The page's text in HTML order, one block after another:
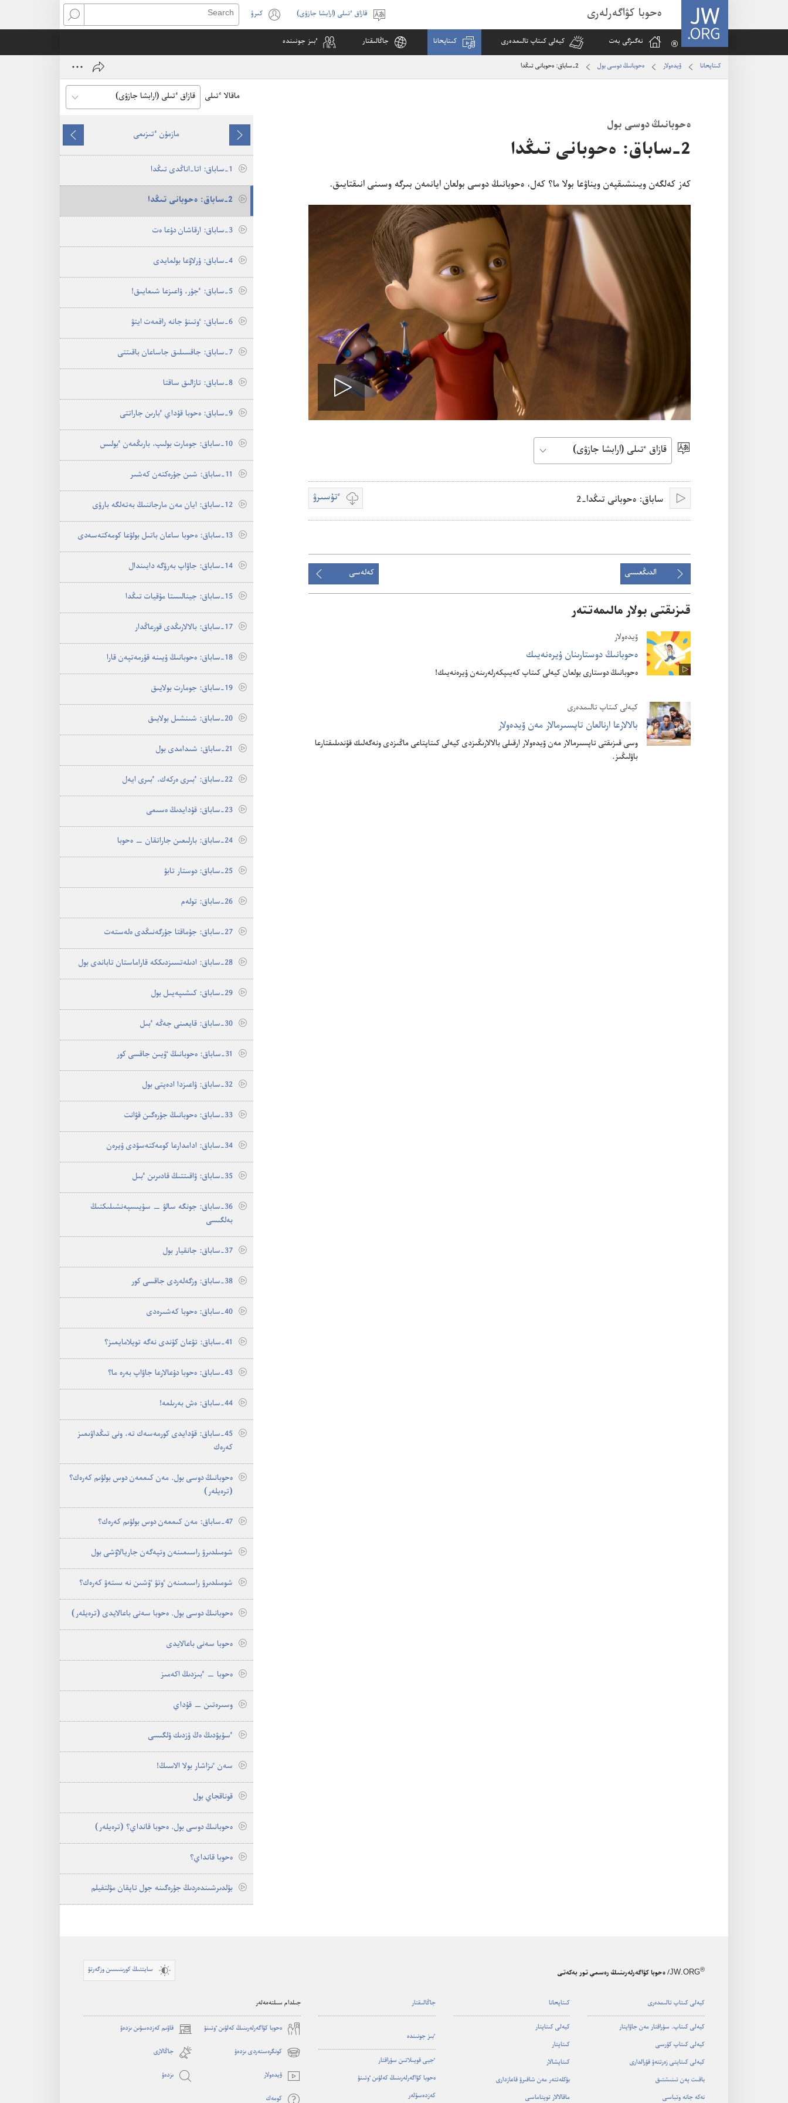
JW.ORG ەحوبا كۋاگەرلەرى
ٴتىلدى
تاڭداۋ
قازاق ٴتىلى (ارابشا جازۋى) كىرۋ
(opens
Search
نە‌گىزگى بە‌ت كيە‌لى كىتاپ تالىمدە‌رى كىتاپحانا جاڭالىقتار ٴ‌بىز جونىندە
كىتاپحانا ۆيدە‌ولار ە‌حوبانىڭ دوسى بول 2-‏ساباق:‏ ە‌حوبانى تىڭدا
ماقالا ٴتىلى
ە‌حوبانىڭ دوسى بول
2-‏ساباق:‏ ە‌حوبانى تىڭدا
كە‌ز كە‌لگە‌ن ويىنشىقپە‌ن ويناۋعا بولا ما؟‏ كە‌ل،‏ ە‌حوبانىڭ دوسى بولعان ايانمە‌ن بىرگە وسىنى انىقتايىق.‏
Play
ٴتىل
تاڭداۋ
ٴتۇسىرۋ
بەينە
جازبالار
تالداۋ
الدىڭعىسى كەلەسى
قىزىقتى بولار مالىمەتتەر
ۆيدە‌ولار
ە‌حوبانىڭ دوستارىنان ۇ‌يرە‌نە‌يىك
ە‌حوبانىڭ دوستارى بولعان كيە‌لى كىتاپ كە‌يىپكە‌رلە‌رىنە‌ن ۇ‌يرە‌نە‌يىك!‏
كيە‌لى كىتاپ تالىمدە‌رى
بالالارعا ارنالعان تاپسىرمالار مە‌ن ۆيدە‌ولار
وسى قىزىقتى تاپسىرمالار مە‌ن ۆيدە‌ولار ارقىلى بالالارىڭىزدى كيە‌لى كىتاپتاعى ماڭىزدى ونە‌گە‌لىك قۇ‌ندىلىقتارعا
باۋلىڭىز.‏
الدىڭعىسى
مازمۇن ٴتىزىمى
كەلەسى
1-‏ساباق:‏ اتا-‏اناڭدى تىڭدا
2-‏ساباق:‏ ە‌حوبانى تىڭدا
3-‏ساباق:‏ ارقاشان دۇ‌عا ە‌ت
4-‏ساباق:‏ ۇ‌رلاۋعا بولمايدى
5-‏ساباق:‏ ٴ‌جۇ‌ر،‏ ۋاعىزعا شىعايىق!‏
6-‏ساباق:‏ ٶتىنۋ جانە راقمە‌ت ايتۋ
7-‏ساباق:‏ جاقسىلىق جاساعان باقىتتى
8-‏ساباق:‏ تازالىق ساقتا
9-‏ساباق:‏ ە‌حوبا قۇ‌داي ٴ‌بارىن جاراتتى
10-‏ساباق:‏ جومارت بولىپ،‏ بارىڭمە‌ن ٴ‌بولىس
11-‏ساباق:‏ شىن جۇ‌رە‌كتە‌ن كە‌شىر
12-‏ساباق:‏ ايان مە‌ن مارجاننىڭ بە‌تە‌لگە بارۋى
13-‏ساباق:‏ ە‌حوبا ساعان باتىل بولۋعا كومە‌كتە‌سە‌دى
14-‏ساباق:‏ جاۋاپ بە‌رۋگە دايىندال
15-‏ساباق:‏ جينالىستا مۇ‌قيات تىڭدا
17-‏ساباق:‏ بالالارىڭدى قورعاڭدار
18-‏ساباق:‏ ە‌حوبانىڭ ۇ‌يىنە قۇ‌رمە‌تپە‌ن قارا
19-‏ساباق:‏ جومارت بولايىق
20-‏ساباق:‏ شىنشىل بولايىق
21-‏ساباق:‏ شىدامدى بول
22-‏ساباق:‏ ٴ‌بىرى ە‌ركە‌ك،‏ ٴ‌بىرى ايە‌ل
23-‏ساباق:‏ قۇ‌دايدىڭ ە‌سىمى
24-‏ساباق:‏ بارلىعىن جاراتقان —‏ ە‌حوبا
25-‏ساباق:‏ دوستار تابۋ
26-‏ساباق:‏ تولە‌م
27-‏ساباق:‏ جۇ‌ماقتا جۇ‌رگە‌نىڭدى ە‌لە‌ستە‌ت
28-‏ساباق:‏ ادىلە‌تسىزدىككە قاراماستان تاباندى بول
29-‏ساباق:‏ كىشىپە‌يىل بول
30-‏ساباق:‏ قايعىنى جە‌ڭە ٴ‌بىل
31-‏ساباق:‏ ە‌حوبانىڭ ٷيىن جاقسى كور
32-‏ساباق:‏ ۋاعىزدا ادە‌پتى بول
33-‏ساباق:‏ ە‌حوبانىڭ جۇ‌رە‌گىن قۋانت
34-‏ساباق:‏ ادامدارعا كومە‌كتە‌سۋدى ۇ‌يرە‌ن
35-‏ساباق:‏ ۋاقىتتىڭ قادىرىن ٴ‌بىل
36-‏ساباق:‏ جونگە سالۋ —‏ سۇ‌يىسپە‌نشىلىكتىڭ
بە‌لگىسى
37-‏ساباق:‏ جانقيار بول
38-‏ساباق:‏ وزگە‌لە‌ردى جاقسى كور
40-‏ساباق:‏ ە‌حوبا كە‌شىرە‌دى
41-‏ساباق:‏ تۋعان كۇ‌ندى نە‌گە تويلامايمىز؟‏
43-‏ساباق:‏ ە‌حوبا دۇ‌عالارعا جاۋاپ بە‌رە ما؟‏
44-‏ساباق:‏ ە‌ش بە‌رىلمە!‏
45-‏ساباق:‏ قۇ‌دايدى كورمە‌سە‌ك تە،‏ ونى تىڭداۋىمىز
كە‌رە‌ك
ە‌حوبانىڭ دوسى بول.‏ مە‌ن كىممە‌ن دوس بولۋىم كە‌رە‌ك؟‏
(‏ترە‌يلە‌ر)‏
47-‏ساباق:‏ مە‌ن كىممە‌ن دوس بولۋىم كە‌رە‌ك؟‏
شومىلدىرۋ راسىمىنە‌ن وتپە‌گە‌ن جاريالاۋشى بول
شومىلدىرۋ راسىمىنە‌ن ٶتۋ ٷشىن نە ىستە‌ۋ كە‌رە‌ك؟‏
ە‌حوبانىڭ دوسى بول.‏ ە‌حوبا سە‌نى باعالايدى (‏ترە‌يلە‌ر)‏
ە‌حوبا سە‌نى باعالايدى
ە‌حوبا —‏ ٴ‌بىزدىڭ اكە‌مىز
وسىرە‌تىن —‏ قۇ‌داي
ٴ‌سۇ‌يۋدىڭ ە‌ڭ ۇ‌زدىك ۇ‌لگىسى
سە‌ن ٸزاشار بولا الاسىڭ!‏
قوناقجاي بول
ە‌حوبانىڭ دوسى بول.‏ ە‌حوبا قانداي؟‏ (‏ترە‌يلە‌ر)‏
ە‌حوبا قانداي؟‏
بۇ‌لدىرشىندە‌ردىڭ جۇ‌رە‌گىنە جول تاپقان مۋلتفيلم
JW.ORG® / ەحوبا كۋاگەرلەرىنىڭ رەسمي تور بەكەتى سايتتىڭ كورىنىسىن وزگەرتۋ
كيە‌لى كىتاپ تالىمدە‌رى
كيە‌لى كىتاپ.‏ سۇ‌راقتار مە‌ن جاۋاپتار
كيە‌لى كىتاپ كۋرسى
كيە‌لى كىتاپتى زە‌رتتە‌ۋ قۇ‌رالدارى
باقىت پە‌ن تىنىشتىق
نە‌كە جانە وتباسى
كىتاپحانا
كيە‌لى كىتاپتار
كىتاپتار
كىتاپشالار
بۋكلە‌تتە‌ر مە‌ن شاقىرۋ قاعازدارى
ماقالالار توپتاماسى
جاڭالىقتار
ٴ‌بىز جونىندە
ٴ‌جيى قويىلاتىن سۇ‌راقتار
ە‌حوبا كۋاگە‌رلە‌رىنىڭ كە‌لۋىن ٶتىنۋ
كە‌زدە‌سۋلە‌ر
جىلدام سىلتەمەلەر
ە‌حوبا كۋاگە‌رلە‌رىنىڭ كە‌لۋىن ٶتىنۋ قاۋىم كەزدەسۋىن ىزدەۋ
(opens
new
window)
كونگرەستەردى ىزدەۋ
(opens
new
window)
جاڭالارى
ۆيدە‌ولار ىزدە‌ۋ
كومە‌ك